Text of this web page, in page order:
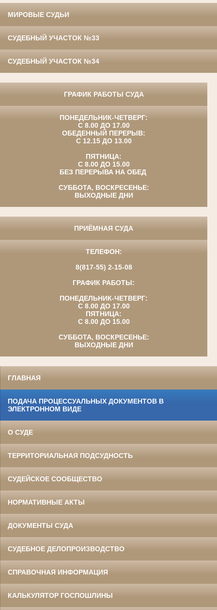
МИРОВЫЕ СУДЬИ
СУДЕБНЫЙ УЧАСТОК №33
СУДЕБНЫЙ УЧАСТОК №34
ГРАФИК РАБОТЫ СУДА
ПОНЕДЕЛЬНИК-ЧЕТВЕРГ:
С 8.00 ДО 17.00
ОБЕДЕННЫЙ ПЕРЕРЫВ:
С 12.15 ДО 13.00
ПЯТНИЦА:
С 8.00 ДО 15.00
БЕЗ ПЕРЕРЫВА НА ОБЕД
СУББОТА, ВОСКРЕСЕНЬЕ:
ВЫХОДНЫЕ ДНИ
ПРИЁМНАЯ СУДА
ТЕЛЕФОН:
8(817-55) 2-15-08
ГРАФИК РАБОТЫ:
ПОНЕДЕЛЬНИК-ЧЕТВЕРГ:
С 8.00 ДО 17.00
ПЯТНИЦА:
С 8.00 ДО 15.00
СУББОТА, ВОСКРЕСЕНЬЕ:
ВЫХОДНЫЕ ДНИ
ГЛАВНАЯ
ПОДАЧА ПРОЦЕССУАЛЬНЫХ ДОКУМЕНТОВ В
ЭЛЕКТРОННОМ ВИДЕ
О СУДЕ
ТЕРРИТОРИАЛЬНАЯ ПОДСУДНОСТЬ
СУДЕЙСКОЕ СООБЩЕСТВО
НОРМАТИВНЫЕ АКТЫ
ДОКУМЕНТЫ СУДА
СУДЕБНОЕ ДЕЛОПРОИЗВОДСТВО
СПРАВОЧНАЯ ИНФОРМАЦИЯ
КАЛЬКУЛЯТОР ГОСПОШЛИНЫ